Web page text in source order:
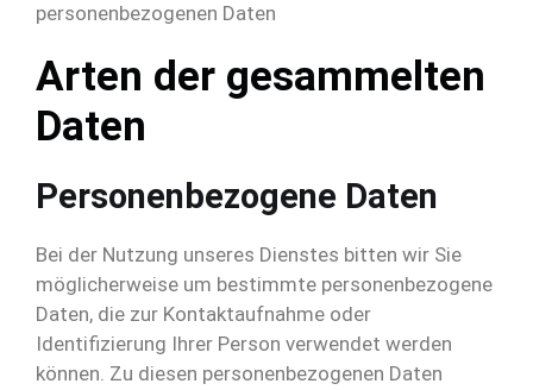
personenbezogenen Daten
Arten der gesammelten
Daten
Personenbezogene Daten
Bei der Nutzung unseres Dienstes bitten wir Sie
möglicherweise um bestimmte personenbezogene
Daten, die zur Kontaktaufnahme oder
Identifizierung Ihrer Person verwendet werden
können. Zu diesen personenbezogenen Daten